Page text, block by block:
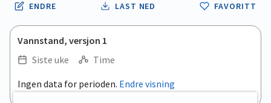
ENDRE LAST NED FAVORITT
Vannstand, versjon 1
Siste uke
Time
Ingen data for perioden. Endre visning